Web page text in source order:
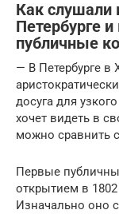
Как слушали
Петербурге
публичные
— В Петербурге в
досуга для
хочет видеть в
можно сравнить
Первые
открытием в
Изначально оно